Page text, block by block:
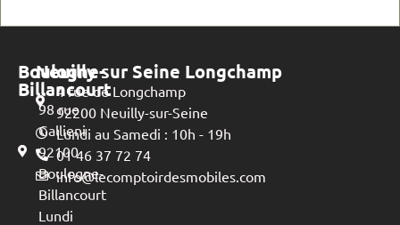
Boulogne-
Billancourt
98 rue
Gallieni
92100
Boulogne-
Billancourt
Lundi
Neuilly sur Seine Longchamp
4 rue de Longchamp
92200 Neuilly-sur-Seine
Lundi au Samedi : 10h - 19h
01 46 37 72 74
info@lecomptoirdesmobiles.com